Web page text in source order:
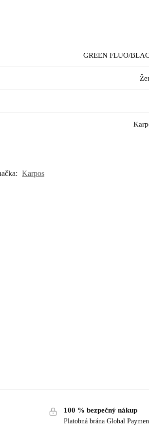
GREEN FLUO/
Karpos
100 % bezpečný nákup
Platobná brána Global